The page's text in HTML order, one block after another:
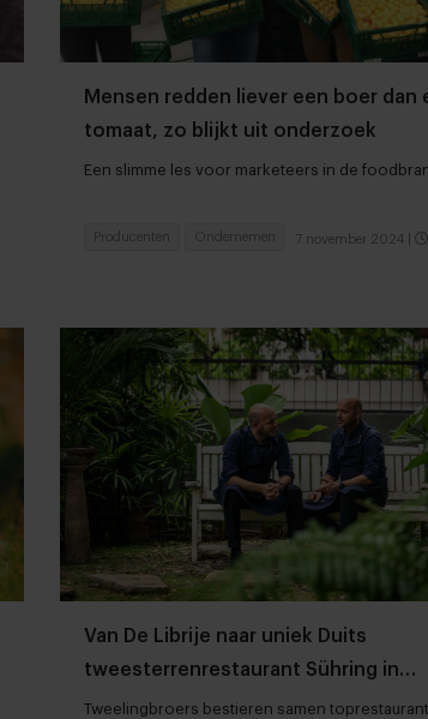
Mensen redden liever een boer dan
tomaat, zo blijkt uit onderzoek
Een slimme les voor marketeers in de
7 november 2024
Producenten Ondernemen
Van De Librije naar uniek Duits
tweesterrenrestaurant Sühring in
Thailand
Tweelingbroers bestieren samen